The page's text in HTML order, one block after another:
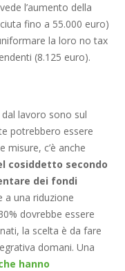
l’aumento della
fino a 55.000 euro)
la loro no tax
(8.125 euro).
lavoro sono sul
potrebbero essere
misure, c’è anche
cosiddetto secondo
dei fondi
a una riduzione
dovrebbe essere
la scelta è da fare
domani. Una
hanno